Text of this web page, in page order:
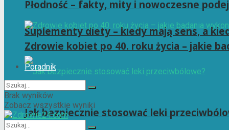
Suplementy diety – kiedy mają sens, a
Jak bezpiecznie stosować leki
Płodność – fakty, mity i nowoczesne
Zdrowie kobiet po 40. roku życia – jakie
Poradnik
Brak wyników
Zobacz wszystkie wyniki